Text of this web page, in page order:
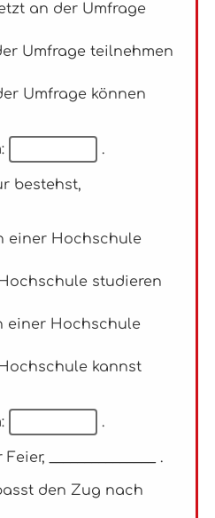
an der Umfrage
Umfrage teilnehmen
Umfrage können
.
bestehst,
einer Hochschule
studieren
einer Hochschule
kannst
.
_______________ .
den Zug nach